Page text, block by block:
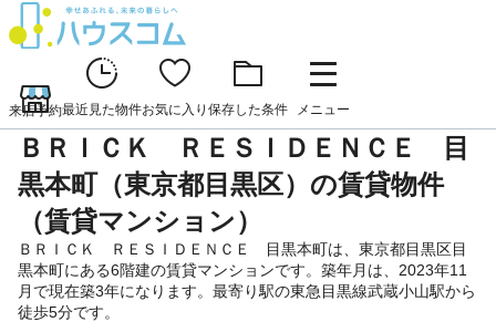
来店予約最近見た物件お気に入り 保存した条件 メニュー
ＢＲＩＣＫ ＲＥＳＩＤＥＮＣＥ 目
黒本町（東京都目黒区）の賃貸物件
（賃貸マンション）
ＢＲＩＣＫ ＲＥＳＩＤＥＮＣＥ 目黒本町は、東京都目黒区目
黒本町にある6階建の賃貸マンションです。築年月は、2023年11
月で現在築3年になります。最寄り駅の東急目黒線武蔵小山駅から
徒歩5分です。